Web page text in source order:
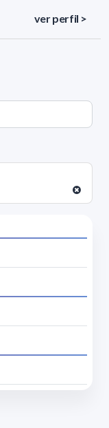
ver perfil >